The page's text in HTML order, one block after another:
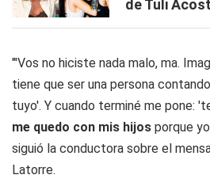
de Tuli
"'Vos no hiciste nada malo, ma.
tiene que ser una persona
tuyo'. Y cuando terminé me pone:
me quedo con mis hijos porque
siguió la conductora sobre el
Latorre.